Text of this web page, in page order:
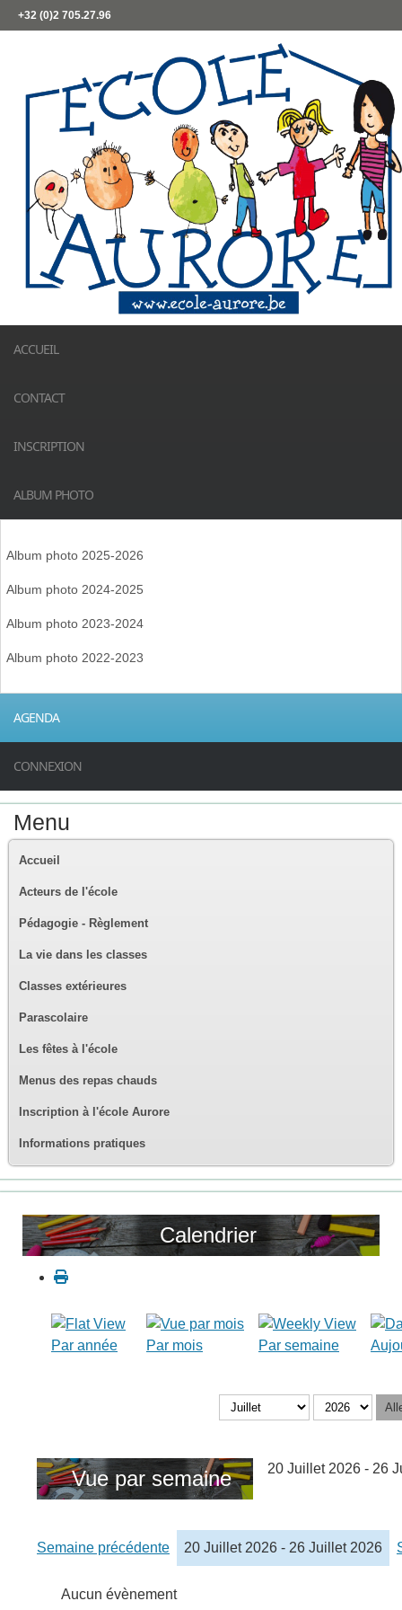
+32 (0)2 705.27.96
ACCUEIL
CONTACT
INSCRIPTION
ALBUM PHOTO
Album photo 2025-2026
Album photo 2024-2025
Album photo 2023-2024
Album photo 2022-2023
AGENDA
CONNEXION
Menu
Accueil
Acteurs de l'école
Pédagogie - Règlement
La vie dans les classes
Classes extérieures
Parascolaire
Les fêtes à l'école
Menus des repas chauds
Inscription à l'école Aurore
Informations pratiques
Calendrier
Par année Par mois Par semaine
Vue par semaine 20 Juillet 2026 - 26
Semaine précédente 20 Juillet 2026 - 26 Juillet 2026
Aucun évènement